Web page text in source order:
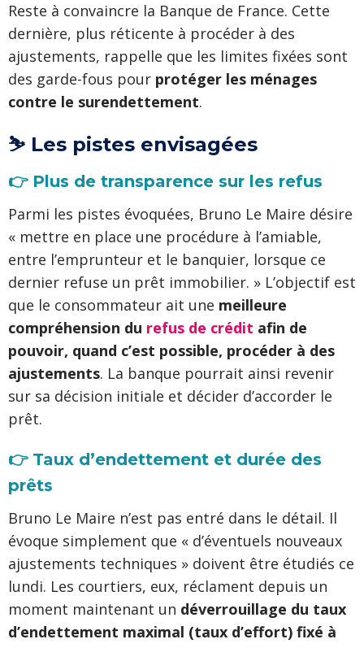
Reste à convaincre la Banque de France. Cette
dernière, plus réticente à procéder à des
ajustements, rappelle que les limites fixées sont
des garde-fous pour protéger les ménages
contre le surendettement.
⛷️ Les pistes envisagées
👉 Plus de transparence sur les refus
Parmi les pistes évoquées, Bruno Le Maire désire
« mettre en place une procédure à l’amiable,
entre l’emprunteur et le banquier, lorsque ce
dernier refuse un prêt immobilier. » L’objectif est
que le consommateur ait une meilleure
compréhension du refus de crédit afin de
pouvoir, quand c’est possible, procéder à des
ajustements. La banque pourrait ainsi revenir
sur sa décision initiale et décider d’accorder le
prêt.
👉 Taux d’endettement et durée des
prêts
Bruno Le Maire n’est pas entré dans le détail. Il
évoque simplement que « d’éventuels nouveaux
ajustements techniques » doivent être étudiés ce
lundi. Les courtiers, eux, réclament depuis un
moment maintenant un déverrouillage du taux
d’endettement maximal (taux d’effort) fixé à